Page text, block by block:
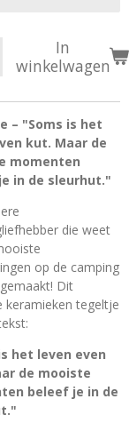
In
winkelwagen
– "Soms is het
kut. Maar de
momenten
in de sleurhut."
die weet
op de camping
Dit
keramieken tegeltje
het leven even
de mooiste
beleef je in de